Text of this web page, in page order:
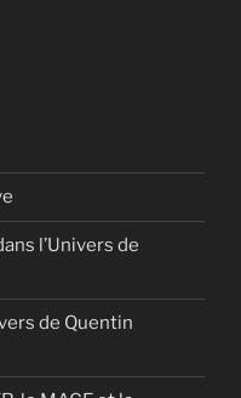
l’Univers de
de Quentin